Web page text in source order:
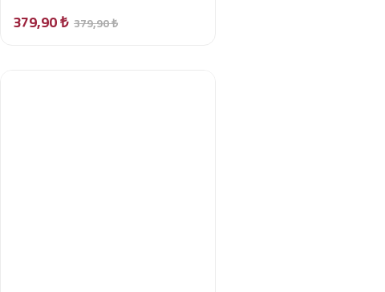
379,90 ₺ 379,90 ₺